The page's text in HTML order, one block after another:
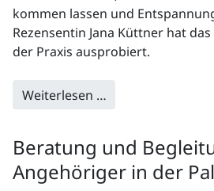
kommen lassen und
Rezensentin Jana Küttner hat
der Praxis ausprobiert.
Weiterlesen …
Beratung und
Angehöriger in der